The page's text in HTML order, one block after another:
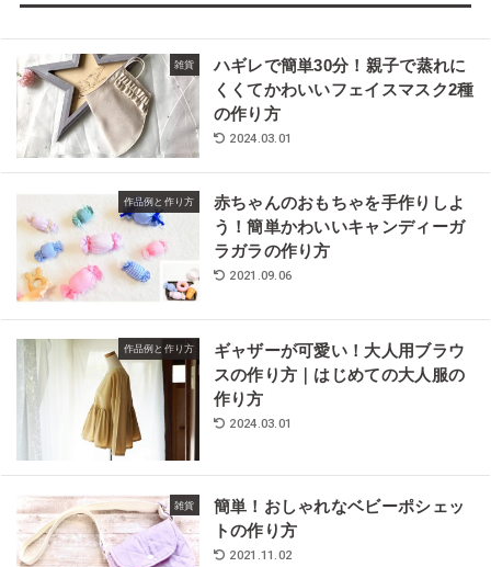
雑貨
ハギレで簡単30分！親子で蒸れに
くくてかわいいフェイスマスク2種
の作り方
2024.03.01
作品例と作り方
赤ちゃんのおもちゃを手作りしよ
う！簡単かわいいキャンディーガ
ラガラの作り方
2021.09.06
作品例と作り方
ギャザーが可愛い！大人用ブラウ
スの作り方｜はじめての大人服の
作り方
2024.03.01
雑貨
簡単！おしゃれなベビーポシェッ
トの作り方
2021.11.02